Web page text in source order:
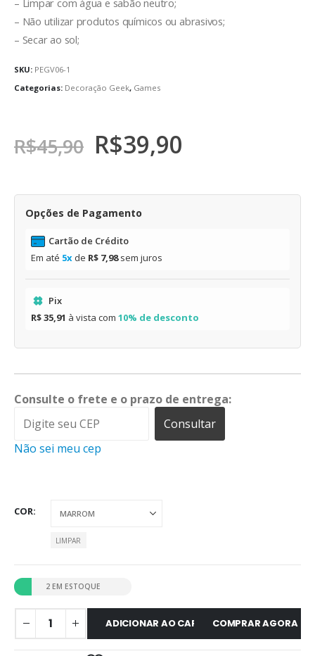
– Limpar com água e sabão neutro;
– Não utilizar produtos químicos ou abrasivos;
– Secar ao sol;
SKU: PEGV06-1
Categorias: Decoração Geek, Games
R$45,90 R$39,90
Opções de Pagamento
Cartão de Crédito
Em até 5x de R$ 7,98sem juros
Pix
R$ 35,91 à vista com 10% de desconto
Consulte o frete e o prazo de entrega:
Consultar
Não sei meu cep
COR
LIMPAR
2 EM ESTOQUE
ADICIONAR AO CARRINHOCOMPRAR AGORA